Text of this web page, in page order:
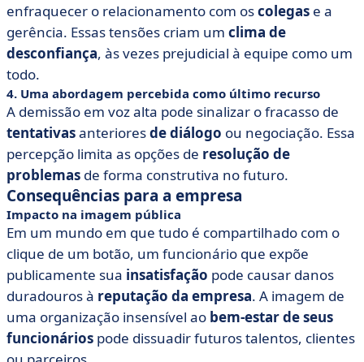
enfraquecer o relacionamento com oscolegas e a
gerência. Essas tensões criam um clima de
desconfiança, às vezes prejudicial à equipe como um
todo.
4. Uma abordagem percebida como último recurso
A demissão em voz alta pode sinalizar o fracasso de
tentativasanterioresde diálogo ou negociação. Essa
percepção limita as opções de resolução de
problemas de forma construtiva no futuro.
Consequências para a empresa
Impacto na imagem pública
Em um mundo em que tudo é compartilhado com o
clique de um botão, um funcionário que expõe
publicamente sua insatisfação pode causar danos
duradouros à reputação da empresa. A imagem de
uma organização insensível ao bem-estar de seus
funcionários pode dissuadir futuros talentos, clientes